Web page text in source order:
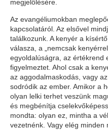
megjelölésére.
Az evangéliumokban
kapcsolatáról. Az elsővel
találkozunk. A kenyér a
válasza, a „nemcsak
egyoldalúságra, az értékrend
figyelmeztet. Ahol csak a
az aggodalmaskodás, vagy
sodródik az ember. Amikor a
olyan lelki terhet veszünk
és megbénítja
mondta: olyan ez, mintha a
vezetnénk. Vagy elég minden